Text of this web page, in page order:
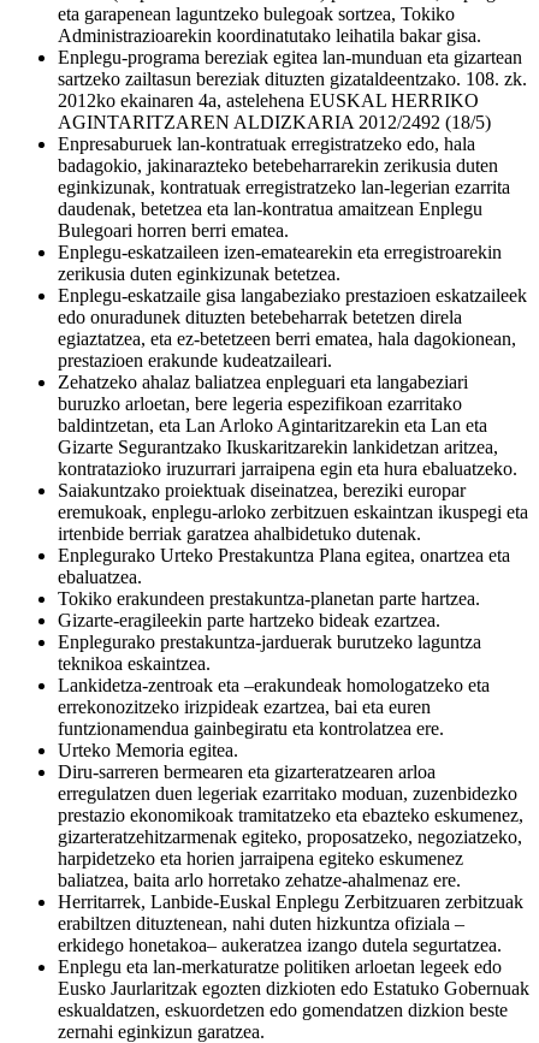
eta garapenean laguntzeko bulegoak sortzea, Tokiko
Administrazioarekin koordinatutako leihatila bakar gisa.
Enplegu-programa bereziak egitea lan-munduan eta gizartean
sartzeko zailtasun bereziak dituzten gizataldeentzako. 108. zk.
2012ko ekainaren 4a, astelehena EUSKAL HERRIKO
AGINTARITZAREN ALDIZKARIA 2012/2492 (18/5)
Enpresaburuek lan-kontratuak erregistratzeko edo, hala
badagokio, jakinarazteko betebeharrarekin zerikusia duten
eginkizunak, kontratuak erregistratzeko lan-legerian ezarrita
daudenak, betetzea eta lan-kontratua amaitzean Enplegu
Bulegoari horren berri ematea.
Enplegu-eskatzaileen izen-ematearekin eta erregistroarekin
zerikusia duten eginkizunak betetzea.
Enplegu-eskatzaile gisa langabeziako prestazioen eskatzaileek
edo onuradunek dituzten betebeharrak betetzen direla
egiaztatzea, eta ez-betetzeen berri ematea, hala dagokionean,
prestazioen erakunde kudeatzaileari.
Zehatzeko ahalaz baliatzea enpleguari eta langabeziari
buruzko arloetan, bere legeria espezifikoan ezarritako
baldintzetan, eta Lan Arloko Agintaritzarekin eta Lan eta
Gizarte Segurantzako Ikuskaritzarekin lankidetzan aritzea,
kontratazioko iruzurrari jarraipena egin eta hura ebaluatzeko.
Saiakuntzako proiektuak diseinatzea, bereziki europar
eremukoak, enplegu-arloko zerbitzuen eskaintzan ikuspegi eta
irtenbide berriak garatzea ahalbidetuko dutenak.
Enplegurako Urteko Prestakuntza Plana egitea, onartzea eta
ebaluatzea.
Tokiko erakundeen prestakuntza-planetan parte hartzea.
Gizarte-eragileekin parte hartzeko bideak ezartzea.
Enplegurako prestakuntza-jarduerak burutzeko laguntza
teknikoa eskaintzea.
Lankidetza-zentroak eta –erakundeak homologatzeko eta
errekonozitzeko irizpideak ezartzea, bai eta euren
funtzionamendua gainbegiratu eta kontrolatzea ere.
Urteko Memoria egitea.
Diru-sarreren bermearen eta gizarteratzearen arloa
erregulatzen duen legeriak ezarritako moduan, zuzenbidezko
prestazio ekonomikoak tramitatzeko eta ebazteko eskumenez,
gizarteratzehitzarmenak egiteko, proposatzeko, negoziatzeko,
harpidetzeko eta horien jarraipena egiteko eskumenez
baliatzea, baita arlo horretako zehatze-ahalmenaz ere.
Herritarrek, Lanbide-Euskal Enplegu Zerbitzuaren zerbitzuak
erabiltzen dituztenean, nahi duten hizkuntza ofiziala –
erkidego honetakoa– aukeratzea izango dutela segurtatzea.
Enplegu eta lan-merkaturatze politiken arloetan legeek edo
Eusko Jaurlaritzak egozten dizkioten edo Estatuko Gobernuak
eskualdatzen, eskuordetzen edo gomendatzen dizkion beste
zernahi eginkizun garatzea.